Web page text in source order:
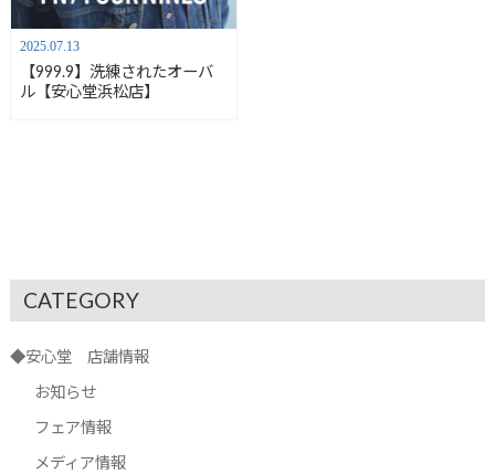
2025.07.13
【999.9】洗練されたオーバ
ル【安心堂浜松店】
CATEGORY
◆安心堂 店舗情報
お知らせ
フェア情報
メディア情報